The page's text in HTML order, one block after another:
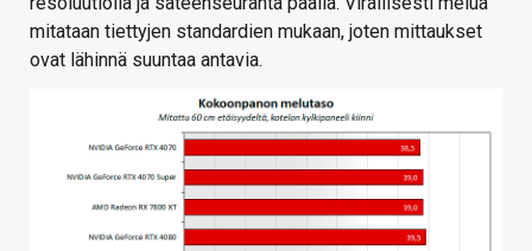
mitataan tiettyjen standardien mukaan, joten mittaukset
ovat lähinnä suuntaa antavia.